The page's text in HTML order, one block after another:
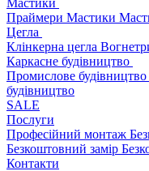
Мастики
Праймери Мастики
Цегла
Клінкерна цегла
Каркасне будівництво
Промислове будівництво
будівництво
SALE
Послуги
Професійний монтаж
Безкоштовний замір
Контакти